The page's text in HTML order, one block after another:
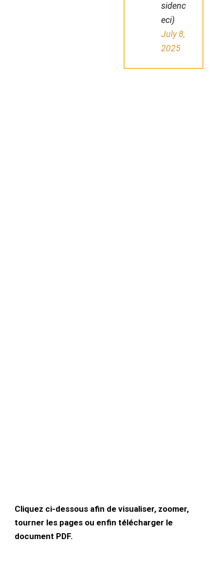
sidenc
eci)
July 8,
2025
Cliquez ci-dessous afin de visualiser, zoomer,
tourner les pages ou enfin télécharger le
document PDF.